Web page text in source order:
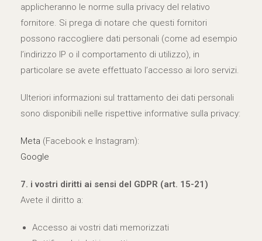
applicheranno le norme sulla privacy del relativo
fornitore. Si prega di notare che questi fornitori
possono raccogliere dati personali (come ad esempio
l’indirizzo IP o il comportamento di utilizzo), in
particolare se avete effettuato l’accesso ai loro servizi.
Ulteriori informazioni sul trattamento dei dati personali
sono disponibili nelle rispettive informative sulla privacy:
Meta (Facebook e Instagram):
Google
7. i vostri diritti ai sensi del GDPR (art. 15-21)
Avete il diritto a:
Accesso ai vostri dati memorizzati